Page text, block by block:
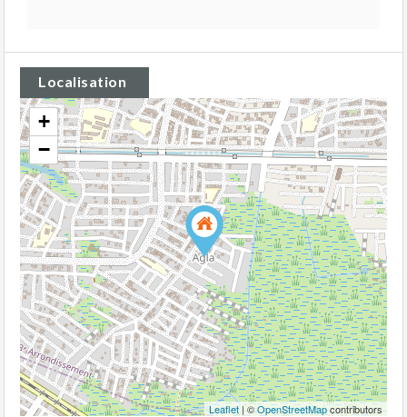
Localisation
+
−
Leaflet | ©OpenStreetMapcontributors